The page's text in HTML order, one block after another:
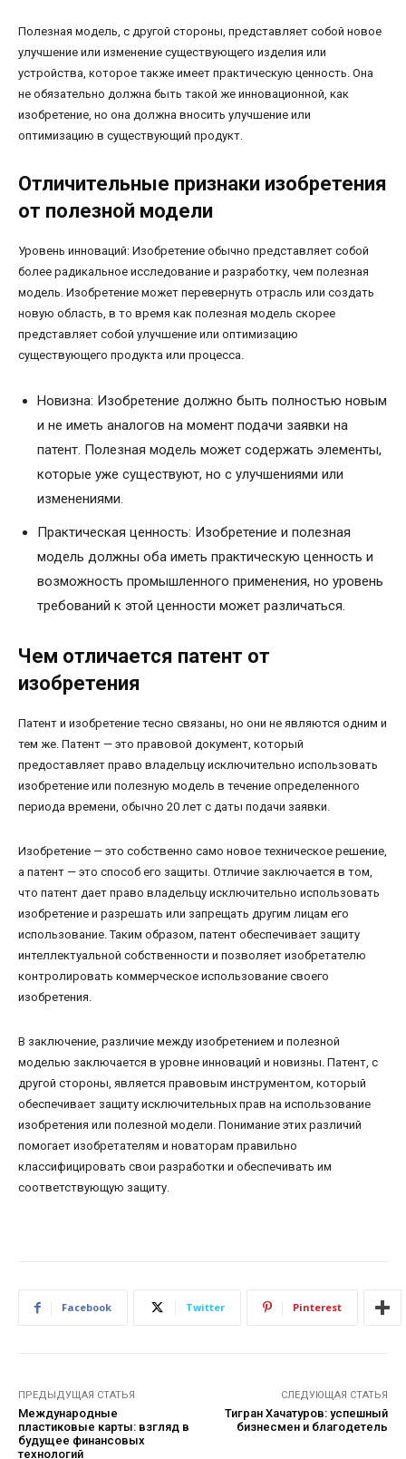
Полезная модель, с другой стороны, представляет собой новое
улучшение или изменение существующего изделия или
устройства, которое также имеет практическую ценность. Она
не обязательно должна быть такой же инновационной, как
изобретение, но она должна вносить улучшение или
оптимизацию в существующий продукт.
Отличительные признаки изобретения
от полезной модели
Уровень инноваций: Изобретение обычно представляет собой
более радикальное исследование и разработку, чем полезная
модель. Изобретение может перевернуть отрасль или создать
новую область, в то время как полезная модель скорее
представляет собой улучшение или оптимизацию
существующего продукта или процесса.
Новизна: Изобретение должно быть полностью новым
и не иметь аналогов на момент подачи заявки на
патент. Полезная модель может содержать элементы,
которые уже существуют, но с улучшениями или
изменениями.
Практическая ценность: Изобретение и полезная
модель должны оба иметь практическую ценность и
возможность промышленного применения, но уровень
требований к этой ценности может различаться.
Чем отличается патент от
изобретения
Патент и изобретение тесно связаны, но они не являются одним и
тем же. Патент — это правовой документ, который
предоставляет право владельцу исключительно использовать
изобретение или полезную модель в течение определенного
периода времени, обычно 20 лет с даты подачи заявки.
Изобретение — это собственно само новое техническое решение,
а патент — это способ его защиты. Отличие заключается в том,
что патент дает право владельцу исключительно использовать
изобретение и разрешать или запрещать другим лицам его
использование. Таким образом, патент обеспечивает защиту
интеллектуальной собственности и позволяет изобретателю
контролировать коммерческое использование своего
изобретения.
В заключение, различие между изобретением и полезной
моделью заключается в уровне инноваций и новизны. Патент, с
другой стороны, является правовым инструментом, который
обеспечивает защиту исключительных прав на использование
изобретения или полезной модели. Понимание этих различий
помогает изобретателям и новаторам правильно
классифицировать свои разработки и обеспечивать им
соответствующую защиту.
Facebook Twitter Pinterest
ПРЕДЫДУЩАЯ СТАТЬЯ
Международные
пластиковые карты: взгляд в
будущее финансовых
технологий
СЛЕДУЮЩАЯ СТАТЬЯ
Тигран Хачатуров: успешный
бизнесмен и благодетель